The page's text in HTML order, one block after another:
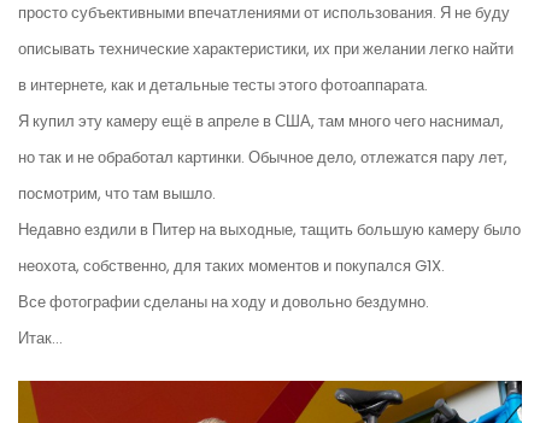
просто субъективными впечатлениями от использования. Я не буду
описывать технические характеристики, их при желании легко найти
в интернете, как и детальные тесты этого фотоаппарата.
Я купил эту камеру ещё в апреле в США, там много чего наснимал,
но так и не обработал картинки. Обычное дело, отлежатся пару лет,
посмотрим, что там вышло.
Недавно ездили в Питер на выходные, тащить большую камеру было
неохота, собственно, для таких моментов и покупался G1X.
Все фотографии сделаны на ходу и довольно бездумно.
Итак…